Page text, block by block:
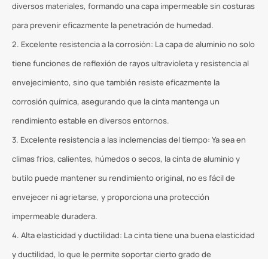
diversos materiales, formando una capa impermeable sin costuras
para prevenir eficazmente la penetración de humedad.
2. Excelente resistencia a la corrosión: La capa de aluminio no solo
tiene funciones de reflexión de rayos ultravioleta y resistencia al
envejecimiento, sino que también resiste eficazmente la
corrosión química, asegurando que la cinta mantenga un
rendimiento estable en diversos entornos.
3. Excelente resistencia a las inclemencias del tiempo: Ya sea en
climas fríos, calientes, húmedos o secos, la cinta de aluminio y
butilo puede mantener su rendimiento original, no es fácil de
envejecer ni agrietarse, y proporciona una protección
impermeable duradera.
4. Alta elasticidad y ductilidad: La cinta tiene una buena elasticidad
y ductilidad, lo que le permite soportar cierto grado de